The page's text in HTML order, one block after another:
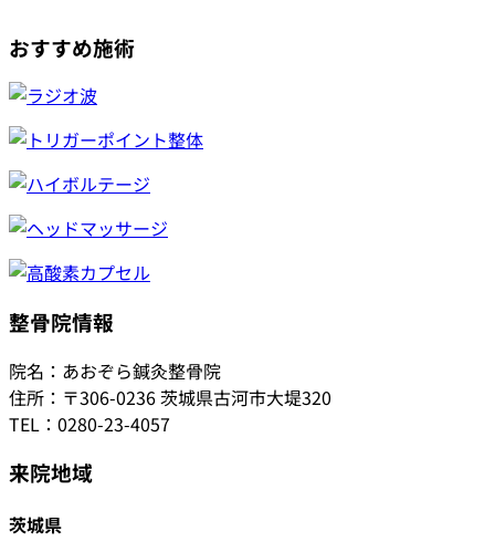
おすすめ施術
整骨院情報
院名：あおぞら鍼灸整骨院
住所：〒306-0236 茨城県古河市大堤320
TEL：0280-23-4057
来院地域
茨城県